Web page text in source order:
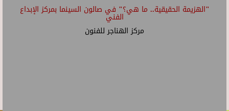
"الهزيمة الحقيقية.. ما هي؟" في صالون السينما بمركز الإبداع
الفني
مركز الهناجر للفنون